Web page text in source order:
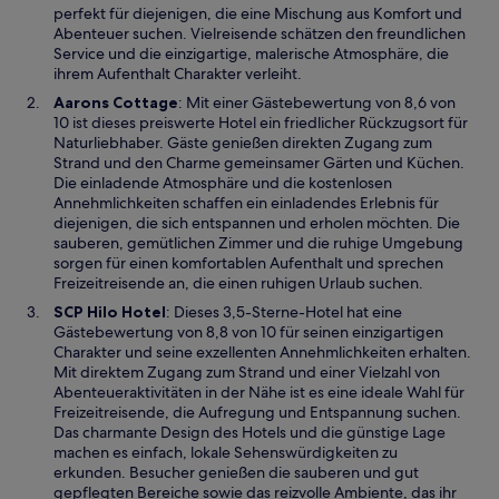
e
i
n
e
n
e
u
e
n
F
e
n
s
t
e
r
g
e
ö
f
f
n
e
t
perfekt für diejenigen, die eine Mischung aus Komfort und
Abenteuer suchen. Vielreisende schätzen den freundlichen
Service und die einzigartige, malerische Atmosphäre, die
ihrem Aufenthalt Charakter verleiht.
Aarons CottageW
i
r
d
i
n
e
i
n
e
m
n
e
u
e
n
F
e
n
s
: Mit einer Gästebewertung von 8,6 von
10 ist dieses preiswerte Hotel ein friedlicher Rückzugsort für
Naturliebhaber. Gäste genießen direkten Zugang zum
Strand und den Charme gemeinsamer Gärten und Küchen.
Die einladende Atmosphäre und die kostenlosen
Annehmlichkeiten schaffen ein einladendes Erlebnis für
diejenigen, die sich entspannen und erholen möchten. Die
sauberen, gemütlichen Zimmer und die ruhige Umgebung
sorgen für einen komfortablen Aufenthalt und sprechen
Freizeitreisende an, die einen ruhigen Urlaub suchen.
SCP Hilo HotelW
i
r
d
i
n
e
i
n
e
: Dieses 3,5-Sterne-Hotel hat eine
Gästebewertung von 8,8 von 10 für seinen einzigartigen
Charakter und seine exzellenten Annehmlichkeiten erhalten.
Mit direktem Zugang zum Strand und einer Vielzahl von
Abenteueraktivitäten in der Nähe ist es eine ideale Wahl für
Freizeitreisende, die Aufregung und Entspannung suchen.
Das charmante Design des Hotels und die günstige Lage
machen es einfach, lokale Sehenswürdigkeiten zu
erkunden. Besucher genießen die sauberen und gut
gepflegten Bereiche sowie das reizvolle Ambiente, das ihr